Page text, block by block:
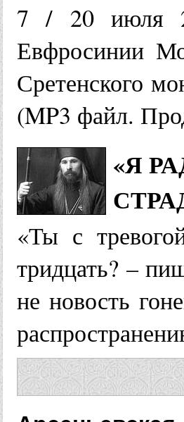
7 / 20 июля
Евфросинии
Сретенского
(MP3 файл.
«Я
«Ты с
тридцать? –
не новость